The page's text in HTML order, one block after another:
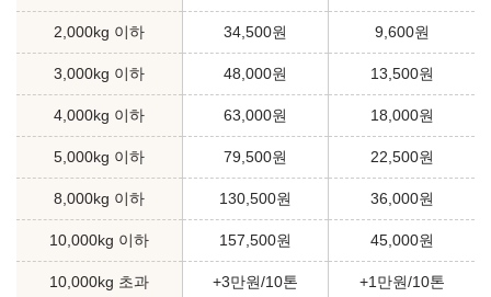
2,000kg 이하 34,500원 9,600원
3,000kg 이하 48,000원 13,500원
4,000kg 이하 63,000원 18,000원
5,000kg 이하 79,500원 22,500원
8,000kg 이하 130,500원 36,000원
10,000kg 이하 157,500원 45,000원
10,000kg 초과 +3만원/10톤 +1만원/10톤